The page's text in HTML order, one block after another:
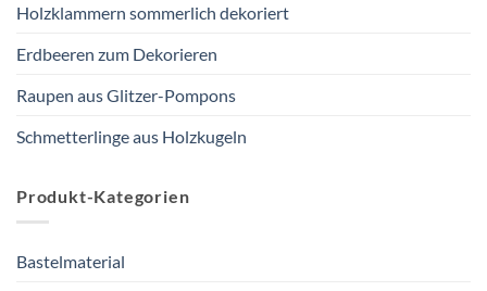
Holzklammern sommerlich dekoriert
Erdbeeren zum Dekorieren
Raupen aus Glitzer-Pompons
Schmetterlinge aus Holzkugeln
Produkt-Kategorien
Bastelmaterial